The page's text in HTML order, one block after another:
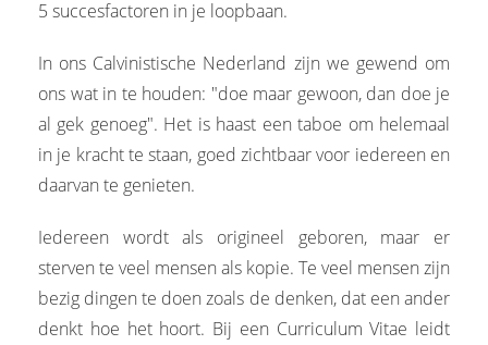
5 succesfactoren in je loopbaan.
In ons Calvinistische Nederland zijn we gewend om
ons wat in te houden: "doe maar gewoon, dan doe je
al gek genoeg". Het is haast een taboe om helemaal
in je kracht te staan, goed zichtbaar voor iedereen en
daarvan te genieten.
Iedereen wordt als origineel geboren, maar er
sterven te veel mensen als kopie. Te veel mensen zijn
bezig dingen te doen zoals de denken, dat een ander
denkt hoe het hoort. Bij een Curriculum Vitae leidt